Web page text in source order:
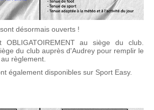
désormais ouverts !
OBLIGATOIREMENT au siège du club.
du club auprès d'Audrey pour remplir le
règlement.
également disponibles sur Sport Easy.